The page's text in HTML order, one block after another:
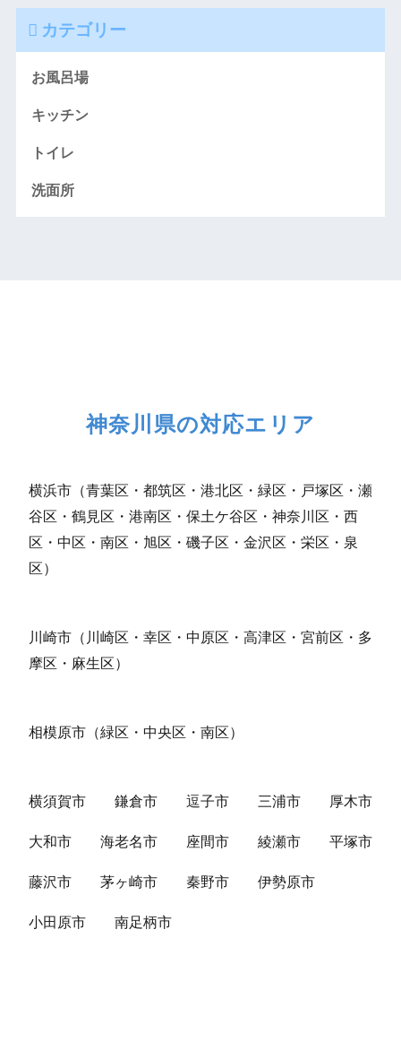
カテゴリー
お風呂場
キッチン
トイレ
洗面所
神奈川県の対応エリア
横浜市（青葉区・都筑区・港北区・緑区・戸塚区・瀬
谷区・鶴見区・港南区・保土ケ谷区・神奈川区・西
区・中区・南区・旭区・磯子区・金沢区・栄区・泉
区）
川崎市（川崎区・幸区・中原区・高津区・宮前区・多
摩区・麻生区）
相模原市（緑区・中央区・南区）
横須賀市 鎌倉市 逗子市 三浦市 厚木市
大和市 海老名市 座間市 綾瀬市 平塚市
藤沢市 茅ヶ崎市 秦野市 伊勢原市
小田原市 南足柄市